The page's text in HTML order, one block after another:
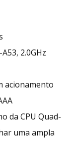
2.0GHz
acionamento
da CPU Quad-
uma ampla